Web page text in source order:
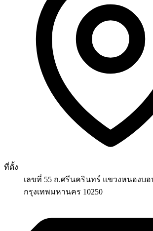
ที่ตั้ง
เลขที่ 55 ถ.ศรีนครินทร์ แขวงหนองบอ
กรุงเทพมหานคร 10250